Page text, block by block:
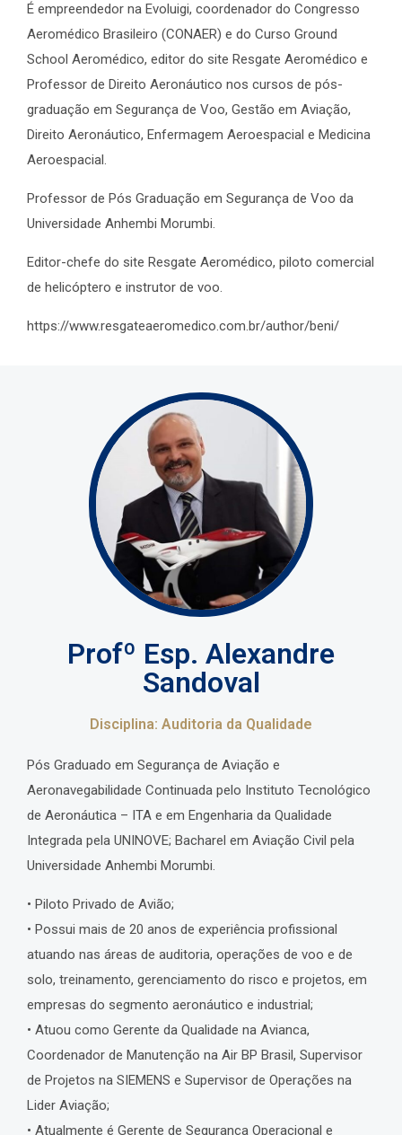
É empreendedor na Evoluigi, coordenador do Congresso
Aeromédico Brasileiro (CONAER) e do Curso Ground
School Aeromédico, editor do site Resgate Aeromédico e
Professor de Direito Aeronáutico nos cursos de pós-
graduação em Segurança de Voo, Gestão em Aviação,
Direito Aeronáutico, Enfermagem Aeroespacial e Medicina
Aeroespacial.
Professor de Pós Graduação em Segurança de Voo da
Universidade Anhembi Morumbi.
Editor-chefe do site Resgate Aeromédico, piloto comercial
de helicóptero e instrutor de voo.
https://www.resgateaeromedico.com.br/author/beni/
Profº Esp. Alexandre
Sandoval
Disciplina: Auditoria da Qualidade
Pós Graduado em Segurança de Aviação e
Aeronavegabilidade Continuada pelo Instituto Tecnológico
de Aeronáutica – ITA e em Engenharia da Qualidade
Integrada pela UNINOVE; Bacharel em Aviação Civil pela
Universidade Anhembi Morumbi.
• Piloto Privado de Avião;
• Possui mais de 20 anos de experiência profissional
atuando nas áreas de auditoria, operações de voo e de
solo, treinamento, gerenciamento do risco e projetos, em
empresas do segmento aeronáutico e industrial;
• Atuou como Gerente da Qualidade na Avianca,
Coordenador de Manutenção na Air BP Brasil, Supervisor
de Projetos na SIEMENS e Supervisor de Operações na
Lider Aviação;
• Atualmente é Gerente de Segurança Operacional e